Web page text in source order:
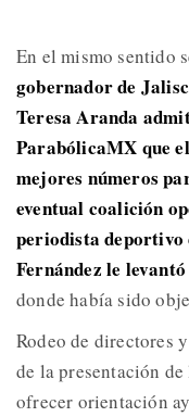
En el mismo sentido
gobernador de
Teresa Aranda
ParabólicaMX que
mejores números
eventual coalición
periodista deportivo
Fernández le
donde había sido
Rodeo de directores
de la presentación
ofrecer orientación